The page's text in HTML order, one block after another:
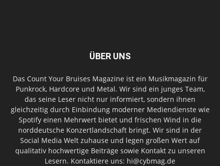
ÜBER UNS
Das Count Your Bruises Magazine ist ein Musikmagazin für
Punkrock, Hardcore und Metal. Wir sind ein junges Team,
das seine Leser nicht nur informiert, sondern ihnen
gleichzeitig durch Einbindung moderner Mediendienste wie
Spotify einen Mehrwert bietet und frischen Wind in die
norddeutsche Konzertlandschaft bringt. Wir sind in der
Social Media Welt zuhause und legen großen Wert auf
qualitativ hochwertige Beiträge sowie Kontakt zu unseren
Lesern. Kontaktiere uns: hi@cybmag.de